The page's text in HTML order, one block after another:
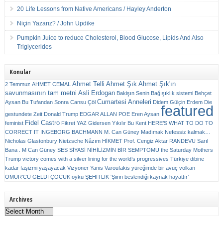
20 Life Lessons from Native Americans / Hayley Anderton
Niçin Yazarız? / John Updike
Pumpkin Juice to reduce Cholesterol, Blood Glucose, Lipids And Also
Triglycerides
Konular
2 Temmuz AHMET CEMAL Ahmet Telli Ahmet Şık Ahmet Şık'ın
savunmasının tam metni Asli Erdogan Bakişın Senin Bağışıklık sistemi Behçet
Aysan Bu Tufandan Sonra Cansu Çöl Cumartesi Anneleri Didem Gülçin Erdem Die
gestundete Zeit Donald Trump EDGAR ALLAN POE Eren Aysan featured
feminist Fidel Castro Fikret YAZ Gidersen Yıkılır Bu Kent HERE’S WHAT TO DO TO
CORRECT IT INGEBORG BACHMANN M. Can Güney Madımak Nefessiz kalmak…
Nicholas Glastonbury Nietzsche Nâzım HİKMET Prof. Cengiz Aktar RANDEVU Sarıl
Bana . M Can Güney SES SİYASİ NİHİLİZMİN BİR SEMPTOMU the Saturday Mothers
Trump victory comes with a silver lining for the world’s progressives Türkiye dibine
kadar faşizmi yaşayacak Vizyoner Yanis Varoufakis yüreğimde bir avuç volkan
ÖMÜR'CÜ GELDİ ÇOCUK öykü ŞEHİTLİK ‘Şiirin beslendiği kaynak hayattır’
Archives
Archives